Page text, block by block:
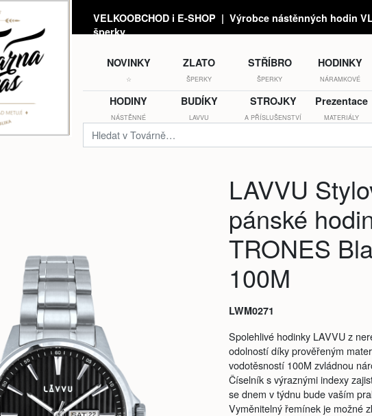
VELKOOBCHOD i E-SHOP | Výrobce nástěnných hodin
šperky
NOVINKY
☆
ZLATO
ŠPERKY
STŘÍBRO
ŠPERKY
HODINKY
NÁRAMKOVÉ
HODINY
NÁSTĚNNÉ
BUDÍKY
LAVVU
STROJKY
A PŘÍSLUŠENSTVÍ
Prezentace
MATERIÁLY
LAVVU
pánské
TRONES
100M
LWM0271
Spolehlivé hodinky LAVVU z
odolností díky prověřeným
vodotěsností 100M zvládnou
Číselník s výraznými indexy
se dnem v týdnu bude vaším
Vyměnitelný řemínek je možné